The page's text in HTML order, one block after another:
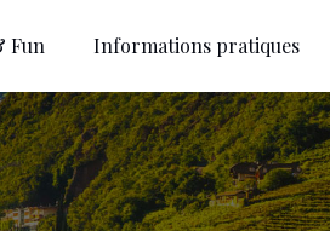
Fun Informations pratiques